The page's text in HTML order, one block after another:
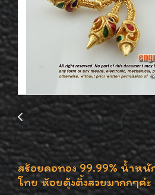
สร้อยคอทอง 99.99% น้ำหนั
โทย ห้อยตุ้งติ้งสวยมากกๆค่ะ